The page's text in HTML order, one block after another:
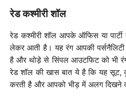
रेड कश्मीरी शॉल
रेड कश्मीरी शॉल आपके ऑफिस या
लेकर आती है। यह रंग आपकी पर्सनैलिटी
है और थोड़े से सिंपल आउटफिट को भी
रेड शॉल की खास बात ये है कि यह सूट,
करती है और आपको भीड़ में अलग दिखने